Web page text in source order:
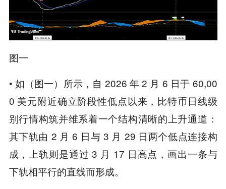
图一
• 如（图一）所示，自 2026 年 2 月 6 日于 60,00
0 美元附近确立阶段性低点以来，比特币日线级
别行情构筑并维系着一个结构清晰的上升通道：
其下轨由 2 月 6 日与 3 月 29 日两个低点连接构
成，上轨则是通过 3 月 17 日高点，画出一条与
下轨相平行的直线而形成。